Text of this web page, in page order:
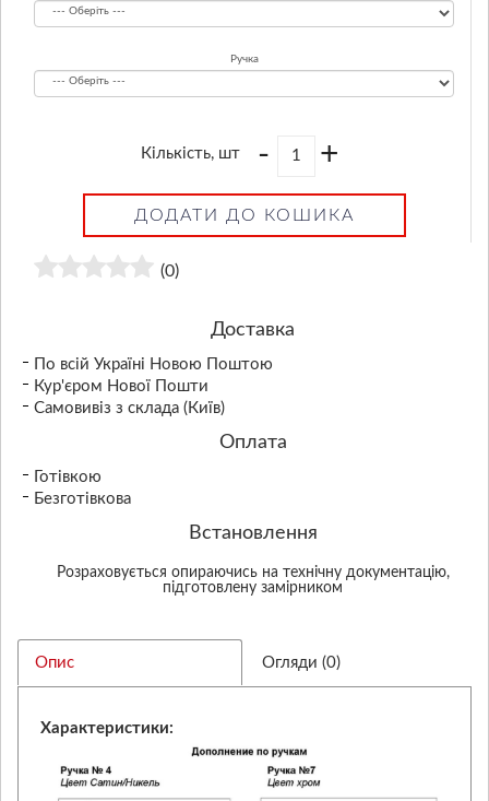
Ручка
Кількість, шт - +
ДОДАТИ ДО КОШИКА
(0)
Доставка
По всій Україні Новою Поштою
Кур'єром Нової Пошти
Самовивіз з склада (Київ)
Оплата
Готівкою
Безготівкова
Встановлення
Розраховується опираючись на технічну документацію,
підготовлену замірником
Опис Огляди (0)
Характеристики: